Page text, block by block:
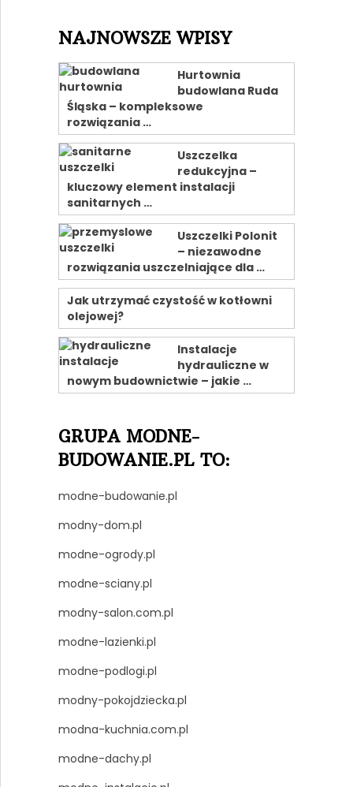
NAJNOWSZE WPISY
Hurtownia
budowlana Ruda
Śląska – kompleksowe
rozwiązania …
Uszczelka
redukcyjna –
kluczowy element instalacji
sanitarnych …
Uszczelki Polonit
– niezawodne
rozwiązania uszczelniające dla …
Jak utrzymać czystość w kotłowni
olejowej?
Instalacje
hydrauliczne w
nowym budownictwie – jakie …
GRUPA MODNE-
BUDOWANIE.PL TO:
modne-budowanie.pl
modny-dom.pl
modne-ogrody.pl
modne-sciany.pl
modny-salon.com.pl
modne-lazienki.pl
modne-podlogi.pl
modny-pokojdziecka.pl
modna-kuchnia.com.pl
modne-dachy.pl